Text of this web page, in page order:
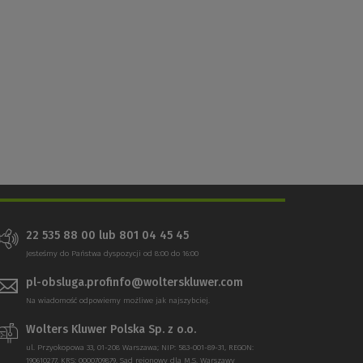
22 535 88 00 lub 801 04 45 45
Jesteśmy do Państwa dyspozycji od 8:00 do 16:00
pl-obsluga.profinfo@wolterskluwer.com
Na wiadomość odpowiemy możliwe jak najszybciej.
Wolters Kluwer Polska Sp. z o.o.
ul. Przyokopowa 33, 01-208 Warszawa; NIP: 583-001-89-31, REGON:
190610277, KRS: 0000709879, Sąd rejonowy dla M.S. Warszawy